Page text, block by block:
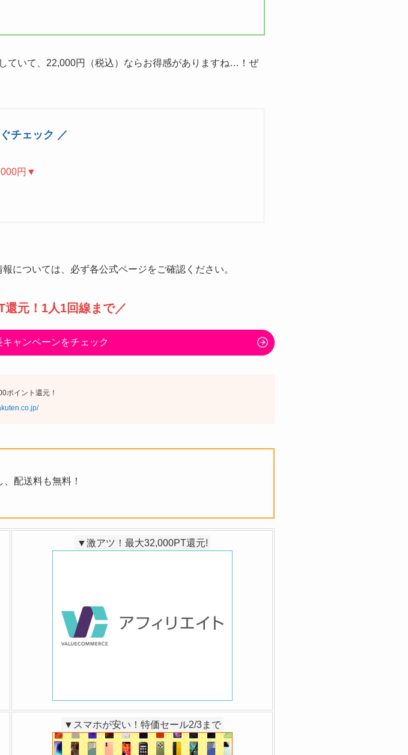
ていて、22,000円（税込）ならお得感がありますね…！ぜ
チェック ／
円▼
については、必ず各公式ページをご確認ください。
還元 ！1人1回線まで／
ャンペーンをチェック
ポイント還元！
配送料も無料！
▼激アツ！最大32,000PT還元!
▼スマホが安い！特価セール2/3まで